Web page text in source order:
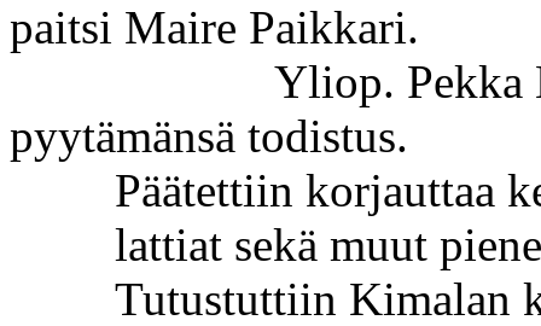
paitsi Maire Paikkari.
Yliop. Pekka
pyytämänsä todistus.
Päätettiin korjauttaa
lattiat sekä muut
Tutustuttiin Kimalan